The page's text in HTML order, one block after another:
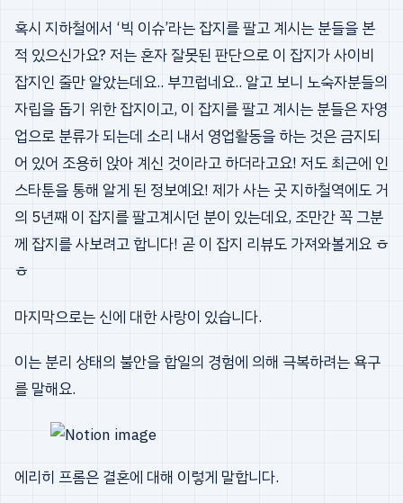
혹시 지하철에서 ‘빅 이슈’라는 잡지를 팔고 계시는 분들을 본
적 있으신가요? 저는 혼자 잘못된 판단으로 이 잡지가 사이비
잡지인 줄만 알았는데요.. 부끄럽네요.. 알고 보니 노숙자분들의
자립을 돕기 위한 잡지이고, 이 잡지를 팔고 계시는 분들은 자영
업으로 분류가 되는데 소리 내서 영업활동을 하는 것은 금지되
어 있어 조용히 앉아 계신 것이라고 하더라고요! 저도 최근에 인
스타툰을 통해 알게 된 정보예요! 제가 사는 곳 지하철역에도 거
의 5년째 이 잡지를 팔고계시던 분이 있는데요, 조만간 꼭 그분
께 잡지를 사보려고 합니다! 곧 이 잡지 리뷰도 가져와볼게요 ㅎ
ㅎ
마지막으로는 신에 대한 사랑이 있습니다.
이는 분리 상태의 불안을 합일의 경험에 의해 극복하려는 욕구
를 말해요.
에리히 프롬은 결혼에 대해 이렇게 말합니다.